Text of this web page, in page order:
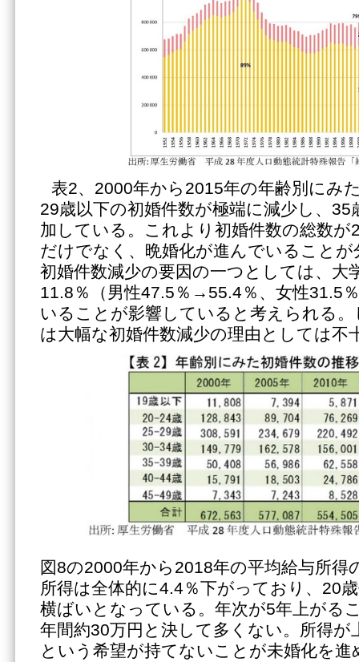
表2、2000年から2015年の年齢別にみ
29歳以下の初婚件数が極端に減少し、35
加している。これより初婚件数の総数が
だけでなく、晩婚化が進んでいること
初婚件数減少の要因の一つとしては、大
11.8％（男性47.5％→55.4％、女性31.5
いることが影響していると考えられる
は大幅な初婚件数減少の理由としては不
図8の2000年から2018年の平均給与所得
所得は全体的に4.4％下がっており、20
横ばいとなっている。年次が5年上がる
年間約30万円と決して多くない。所得
という希望が持てないことが未婚化を